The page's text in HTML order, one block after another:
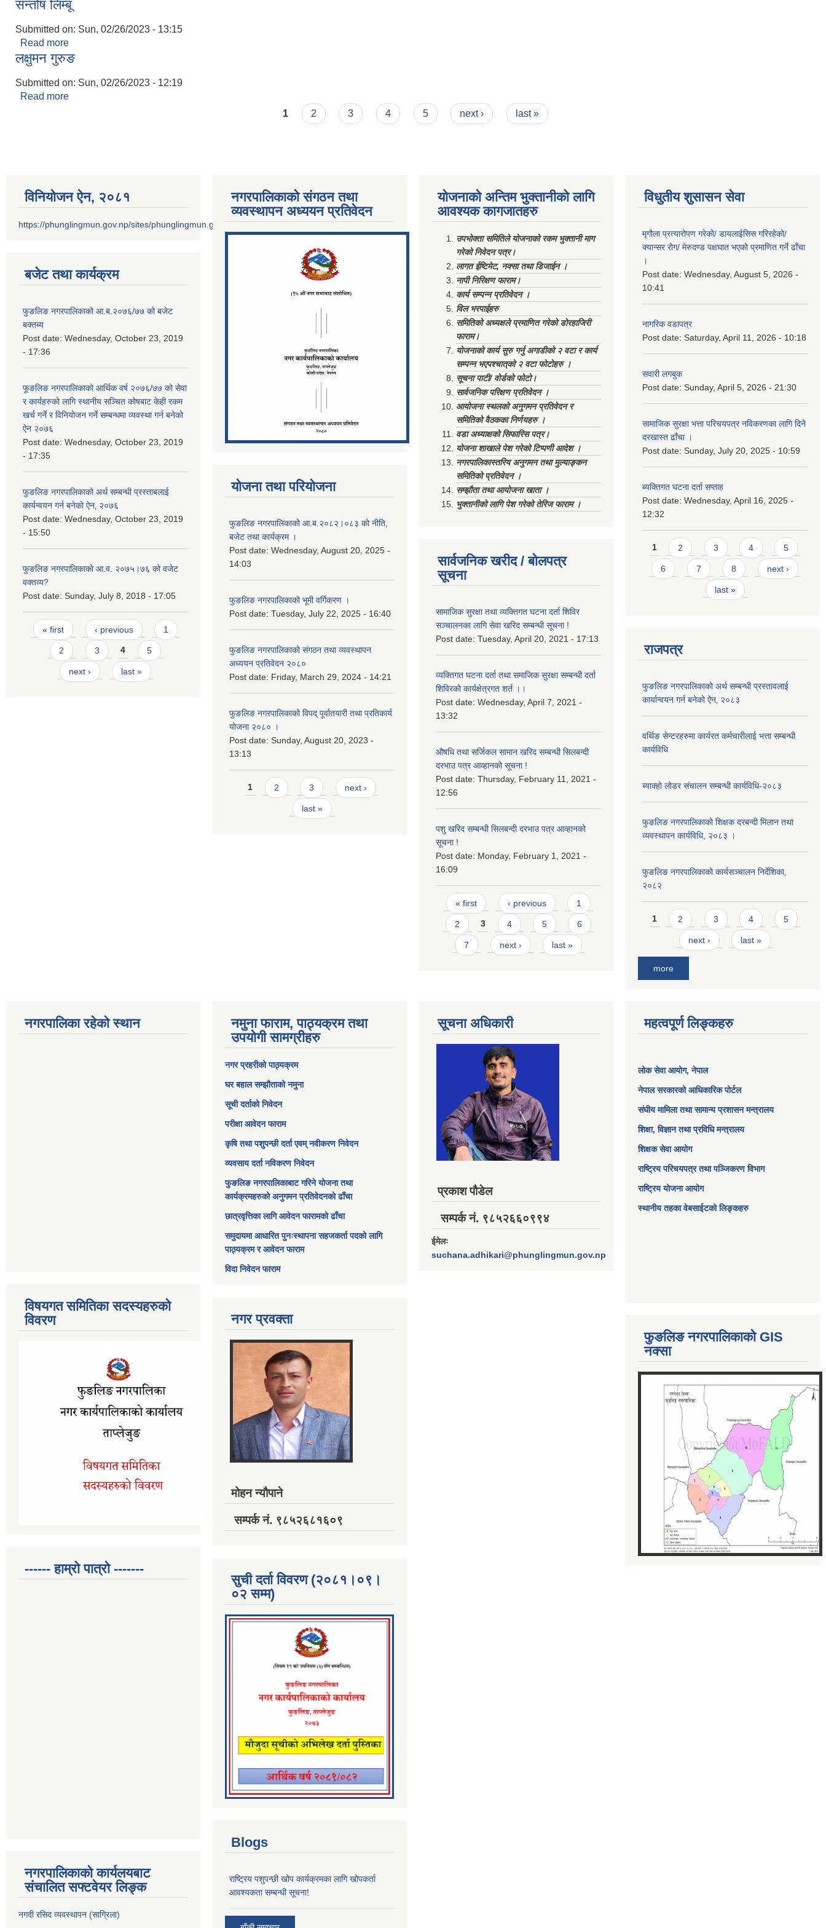
सन्तोष लिम्बू
Submitted on: Sun, 02/26/2023 - 13:15
Read more
लक्षुमन गुरुङ
Submitted on: Sun, 02/26/2023 - 12:19
Read more
1 2 3 4 5 next › last »
विनियोजन ऐन‚ २०८१
https://phunglingmun.gov.np/sites/phunglingmun.gov.np/files/documents/Al...
बजेट तथा कार्यक्रम
फुङलिङ नगरपालिकाको आ.ब.२०७६/७७ को बजेट
बक्तब्य
Post date: Wednesday, October 23, 2019
- 17:36
फूङलिङ नगरपालिकाको आर्थिक वर्ष २०७६/७७ को सेवा
र कार्यहरुको लागि स्थानीय सञ्चित कोषबाट केही रकम
खर्च गर्ने र विनियोजन गर्ने सम्बन्धमा व्यवस्था गर्न बनेको
ऐन २०७६
Post date: Wednesday, October 23, 2019
- 17:35
फुङलिङ नगरपालिकाको अर्थ सम्बन्धी प्रस्ताबलाई
कार्यन्वयन गर्न बनेको ऐन‚ २०७६
Post date: Wednesday, October 23, 2019
- 15:50
फुङलिङ नगरपालिकाको आ.व. २०७५।७६ को वजेट
वक्तव्य?
Post date: Sunday, July 8, 2018 - 17:05
Pages
« first ‹ previous 1
2 3 4 5
next › last »
नगरपालिकाको संगठन तथा
व्यवस्थापन अध्ययन प्रतिवेदन
योजना तथा परियोजना
फुङलिङ नगरपालिकाको आ.ब.२०८२।०८३ को नीति‚
बजेट तथा कार्यक्रम ।
Post date: Wednesday, August 20, 2025 -
14:03
फुङलिङ नगरपालिकाको भूमी वर्गिकरण ।
Post date: Tuesday, July 22, 2025 - 16:40
फुङलिङ नगरपालिकाको संगठन तथा व्यवस्थापन
अध्ययन प्रतिवेदन २०८०
Post date: Friday, March 29, 2024 - 14:21
फुङलिङ नगरपालिकाको विपद् पूर्वातयारी तथा प्रतिकार्य
योजना २०८० ।
Post date: Sunday, August 20, 2023 -
13:13
Pages
1 2 3 next ›
last »
योजनाको अन्तिम भुक्तानीको लागि
आवश्यक कागजातहरु
उपभोक्ता समितिले योजनाको रकम भुक्तानी माग
गरेको निवेदन पत्र।
लागत ईष्टिमेट, नक्सा तथा डिजाईन ।
नापी निरिक्षण फाराम।
कार्य सम्पन्न प्रतिवेदन ।
विल भरपाईहरु
समितिको अध्यक्षले प्रमाणित गरेको डोरहाजिरी
फाराम।
योजनाको कार्य सुरु गर्नु अगाडीको २ वटा र कार्य
सम्पन्न भएपश्चात्‌को २ वटा फोटोहरु ।
सूचना पाटी/ वोर्डको फोटो।
सार्वजनिक परिक्षण प्रतिवेदन ।
आयोजना स्थलको अनुगमन प्रतिवेदन र
समितिको वैठकका निर्णयहरु ।
वडा अध्याक्षको सिफारिस पत्र।
योजना शाखाले पेश गरेको टिप्पणी आदेश ।
नगरपालिकास्तरिय अनुगमन तथा मुल्याङ्कन
समितिको प्रतिवेदन ।
सम्झौता तथा आयोजना खाता ।
भुक्तानीको लागि पेश गरेको तेरिज फाराम ।
सार्वजनिक खरीद / बोलपत्र
सूचना
सामाजिक सुरक्षा तथा व्यक्तिगत घटना दर्ता शिविर
सञ्चालनका लागि सेवा खरिद सम्बन्धी सूचना !
Post date: Tuesday, April 20, 2021 - 17:13
व्यक्तिगत घटना दर्ता तथा समाजिक सुरक्षा सम्बन्धी दर्ता
शिविरको कार्यक्षेत्रगत शर्त ।।
Post date: Wednesday, April 7, 2021 -
13:32
औषधि तथा सर्जिकल सामान खरिद सम्बन्धी सिलबन्दी
दरभाउ पत्र आव्हानको सूचना !
Post date: Thursday, February 11, 2021 -
12:56
पशु खरिद सम्बन्धी सिलबन्दी दरभाउ पत्र आव्हानको
सूचना !
Post date: Monday, February 1, 2021 -
16:09
Pages
« first ‹ previous 1
2 3 4 5 6
7 next › last »
विधुतीय शुसासन सेवा
मृगौला प्रत्यारोपण गरेको/ डायलाईसिस गरिरहेको/
क्यान्सर रोग/ मेरुदण्ड पक्षघात भएको प्रमाणित गर्ने ढाँचा
।
Post date: Wednesday, August 5, 2026 -
10:41
नागरिक वडापत्र
Post date: Saturday, April 11, 2026 - 10:18
सवारी लगबुक
Post date: Sunday, April 5, 2026 - 21:30
सामाजिक सुरक्षा भत्ता परिचयपत्र नविकरणका लागि दिने
दरखास्त ढाँचा ।
Post date: Sunday, July 20, 2025 - 10:59
ब्यक्तिगत घटना दर्ता सप्ताह
Post date: Wednesday, April 16, 2025 -
12:32
Pages
1 2 3 4 5
6 7 8 next ›
last »
राजपत्र
फुङलिङ नगरपालिकाको अर्थ सम्बन्धी प्रस्तावलाई
कार्यान्वयन गर्न बनेको ऐन‚ २०८३
वर्थिङ सेन्टरहरुमा कार्यरत कर्मचारीलाई भत्ता सम्बन्धी
कार्यविधि
ब्याक्हो लोडर संचालन सम्बन्धी कार्यविधि-२०८३
फुङलिङ नगरपालिकाको शिक्षक दरबन्दी मिलान तथा
व्यवस्थापन कार्यविधि, २०८३ ।
फुङलिङ नगरपालिकाको कार्यसञ्चालन निर्देशिका‚
२०८२
Pages
1 2 3 4 5
next › last »
more
नगरपालिका रहेको स्थान
विषयगत समितिका सदस्यहरुको
विवरण
------ हाम्रो पात्रो -------
नगरपालिकाको कार्यलयबाट
संचालित सफ्टवेयर लिङ्क
नगदी रसिद व्यवस्थापन (साग्रिला)
नमुना फाराम, पाठ्यक्रम तथा
उपयोगी सामग्रीहरु
नगर प्रहरीको पाठ्यक्रम
घर बहाल सम्झौताको नमुना
सूची दर्ताको निवेदन
परीक्षा आवेदन फाराम
कृषि तथा पशुपन्छी दर्ता एवम् नवीकरण निवेदन
व्यवसाय दर्ता नविकरण निवेदन
फुङलिङ नगरपालिकाबाट गरिने योजना तथा
कार्यक्रमहरुको अनुगमन प्रतिवेदनको ढाँचा
छात्रवृत्तिका लागि आवेदन फारामको ढाँचा
समुदायमा आधारित पुनःस्थापना सहजकर्ता पदको लागि
पाठ्यक्रम र आवेदन फाराम
विदा निवेदन फाराम
नगर प्रवक्ता
मोहन न्यौपाने
सम्पर्क नं. ९८५२६८१६०९
सुची दर्ता विवरण (२०८१।०९।
०२ सम्म)
Blogs
राष्ट्रिय पशुपन्छी खोप कार्यक्रमका लागि खोपकर्ता
आवश्यकता सम्बन्धी सूचना!
सूचना अधिकारी
प्रकाश पौडेल
सम्पर्क नं. ९८५२६६०९९४
ईमेलः
suchana.adhikari@phunglingmun.gov.np
महत्वपूर्ण लिङ्कहरु
लोक सेवा आयोग, नेपाल
नेपाल सरकारको आधिकारिक पोर्टल
संघीय मामिला तथा सामान्य प्रशासन मन्त्रालय
शिक्षा, विज्ञान तथा प्रविधि मन्त्रालय
शिक्षक सेवा आयोग
राष्ट्रिय परिचयपत्र तथा पञ्जिकरण विभाग
राष्ट्रिय योजना आयोग
स्थानीय तहका वेबसाईटको लिङ्कहरु
फुङलिङ नगरपालिकाको GIS
नक्सा